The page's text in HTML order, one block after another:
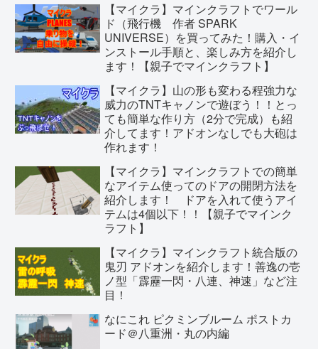
【マイクラ】マインクラフトでワール
ド（飛行機 作者 SPARK
UNIVERSE）を買ってみた！購入・イ
ンストール手順と、楽しみ方を紹介し
ます！【親子でマインクラフト】
【マイクラ】山の形も変わる程強力な
威力のTNTキャノンで遊ぼう！！とっ
ても簡単な作り方（2分で完成）も紹
介してます！アドオンなしでも大砲は
作れます！
【マイクラ】マインクラフトでの簡単
なアイテム使ってのドアの開閉方法を
紹介します！ ドアを入れて使うアイ
テムは4個以下！！【親子でマインク
ラフト】
【マイクラ】マインクラフト統合版の
鬼刃 アドオンを紹介します！善逸の壱
ノ型「霹靂一閃・八連、神速」など注
目！
なにこれ ピクミンブルーム ポストカ
ード＠八重洲・丸の内編